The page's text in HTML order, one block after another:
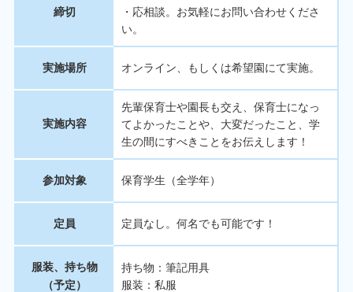
締切
・応相談。お気軽にお問い合わせくださ
い。
実施場所 オンライン、もしくは希望園にて実施。
実施内容
先輩保育士や園長も交え、保育士になっ
てよかったことや、大変だったこと、学
生の間にすべきことをお伝えします！
参加対象 保育学生（全学年）
定員 定員なし。何名でも可能です！
服装、持ち物
（予定）
持ち物：筆記用具
服装：私服